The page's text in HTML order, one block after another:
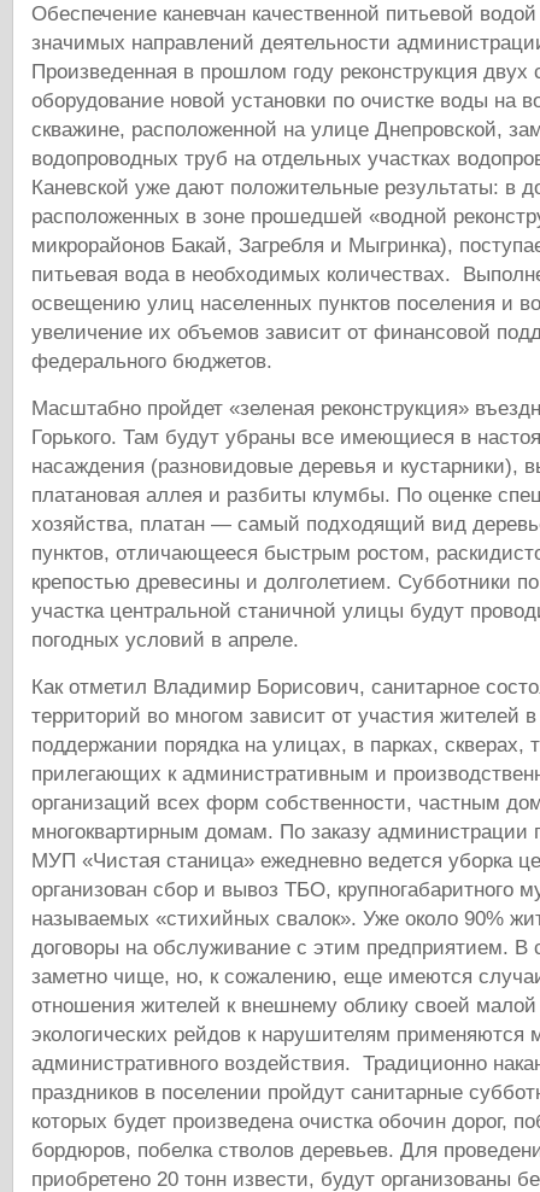
Обеспечение каневчан качественной питьевой
значимых направлений деятельности
Произведенная в прошлом году реконструкция двух
оборудование новой установки по очистке воды на
скважине, расположенной на улице Днепровской,
водопроводных труб на отдельных участках
Каневской уже дают положительные результаты: в
расположенных в зоне прошедшей «водной
микрорайонов Бакай, Загребля и Мыгринка),
питьевая вода в необходимых количествах.
освещению улиц населенных пунктов поселения и
увеличение их объемов зависит от финансовой
федерального бюджетов.
Масштабно пройдет «зеленая реконструкция»
Горького. Там будут убраны все имеющиеся в
насаждения (разновидовые деревья и кустарники),
платановая аллея и разбиты клумбы. По оценке
хозяйства, платан — самый подходящий вид
пунктов, отличающееся быстрым ростом,
крепостью древесины и долголетием. Субботники
участка центральной станичной улицы будут
погодных условий в апреле.
Как отметил Владимир Борисович, санитарное
территорий во многом зависит от участия жителей
поддержании порядка на улицах, в парках, скверах,
прилегающих к административным и
организаций всех форм собственности, частным
многоквартирным домам. По заказу администрации
МУП «Чистая станица» ежедневно ведется уборка
организован сбор и вывоз ТБО, крупногабаритного
называемых «стихийных свалок». Уже около 90%
договоры на обслуживание с этим предприятием. В
заметно чище, но, к сожалению, еще имеются
отношения жителей к внешнему облику своей
экологических рейдов к нарушителям применяются
административного воздействия. Традиционно
праздников в поселении пройдут санитарные
которых будет произведена очистка обочин дорог,
бордюров, побелка стволов деревьев. Для
приобретено 20 тонн извести, будут организованы